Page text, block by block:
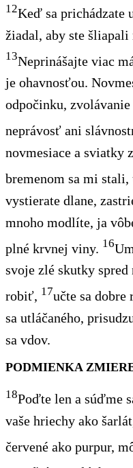
12Keď sa prichádzate
žiadal, aby ste šliapali
13Neprinášajte viac
je ohavnosťou.
odpočinku, zvolávanie
neprávosť ani
novmesiace a sviatky
bremenom sa mi
vystierate dlane,
mnoho modlíte, ja
plné krvnej viny. 16
svoje zlé skutky
robiť, 17učte sa
sa utláčaného,
sa vdov.
PODMIENKA
18Poďte len a súďme
vaše hriechy ako
červené ako purpur,